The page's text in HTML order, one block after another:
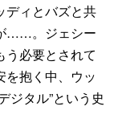
ディとバズと共
……。ジェシー
う必要とされて
を抱く中、ウッ
ジタル”という史